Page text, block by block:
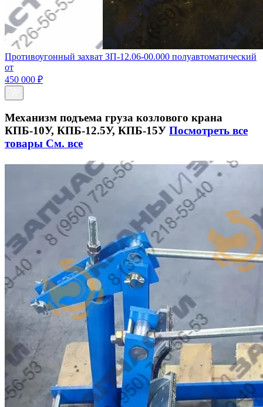
Противоугонный захват ЗП-12.06-00.000 полуавтоматический
от
450 000 ₽
Механизм подъема груза козлового крана
КПБ-10У, КПБ-12.5У, КПБ-15У Посмотреть все
товары См. все